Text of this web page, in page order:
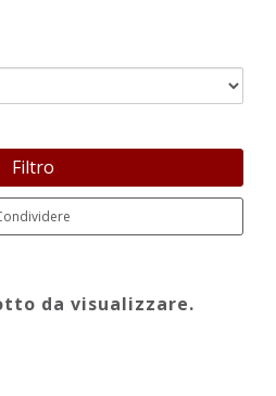
Filtro
da visualizzare.